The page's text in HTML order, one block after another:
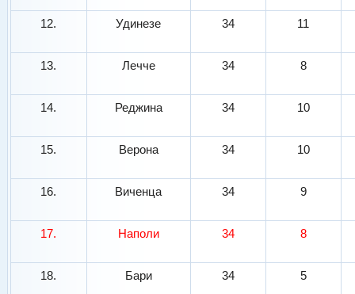
12. Удинезе 34 11
13. Лечче 34 8
14. Реджина 34 10
15. Верона 34 10
16. Виченца 34 9
17. Наполи 34 8
18. Бари 34 5